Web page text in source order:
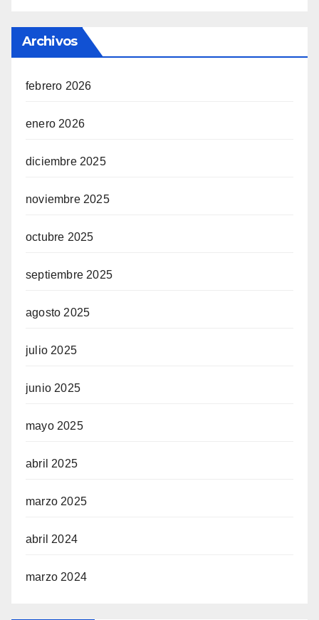
Archivos
febrero 2026
enero 2026
diciembre 2025
noviembre 2025
octubre 2025
septiembre 2025
agosto 2025
julio 2025
junio 2025
mayo 2025
abril 2025
marzo 2025
abril 2024
marzo 2024